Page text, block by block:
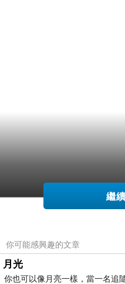
繼
你可能感興趣的文章
月光
你也可以像月亮一樣，當一名追